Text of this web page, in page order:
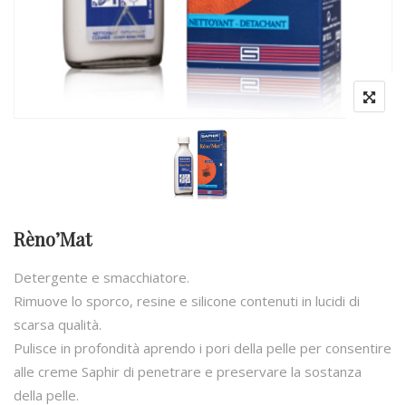
Rèno’Mat
Detergente e smacchiatore.
Rimuove lo sporco, resine e silicone contenuti in lucidi di
scarsa qualità.
Pulisce in profondità aprendo i pori della pelle per consentire
alle creme Saphir di penetrare e preservare la sostanza
della pelle.